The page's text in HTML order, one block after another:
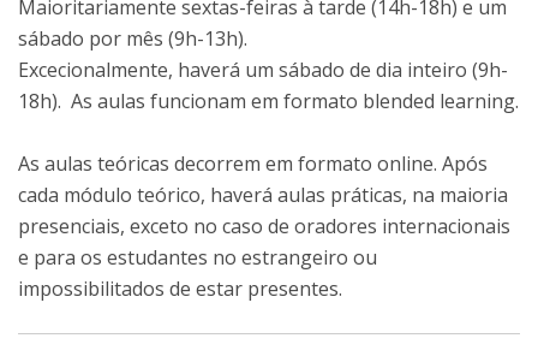
Maioritariamente sextas-feiras à tarde (14h-18h) e um
sábado por mês (9h-13h).
Excecionalmente, haverá um sábado de dia inteiro (9h-
18h). As aulas funcionam em formato blended learning.
As aulas teóricas decorrem em formato online. Após
cada módulo teórico, haverá aulas práticas, na maioria
presenciais, exceto no caso de oradores internacionais
e para os estudantes no estrangeiro ou
impossibilitados de estar presentes.